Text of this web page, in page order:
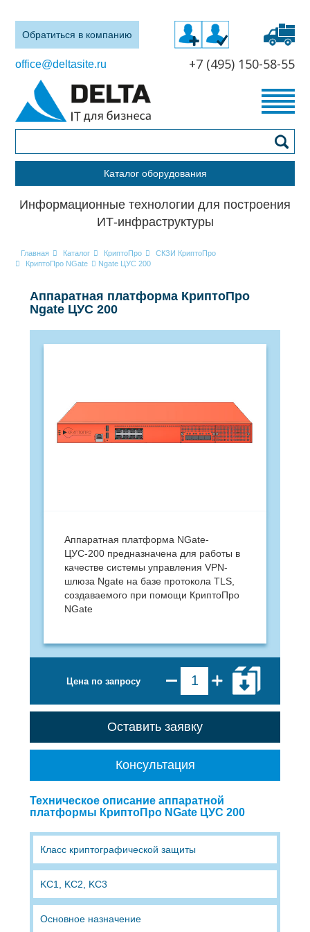
Обратиться в компанию
office@deltasite.ru +7 (495) 150-58-55
Каталог оборудования
Информационные технологии для построения
ИТ-инфраструктуры
Главная Каталог КриптоПро
СКЗИ КриптоПро
КриптоПро NGate
Ngate ЦУС 200
Аппаратная платформа КриптоПро
Ngate ЦУС 200
Аппаратная платформа NGate-
ЦУС-200 предназначена для работы в
качестве системы управления VPN-
шлюза Ngate на базе протокола TLS,
создаваемого при помощи КриптоПро
NGate
Цена по запросу
Оставить заявку
Консультация
Техническое описание аппаратной
платформы КриптоПро NGate ЦУС 200
Класс криптографической защиты
KC1, KC2, KC3
Основное назначение